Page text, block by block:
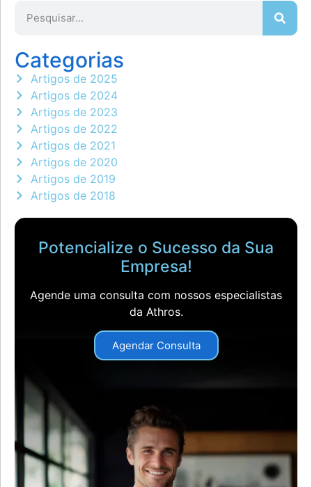
Categorias
Artigos de 2025
Artigos de 2024
Artigos de 2023
Artigos de 2022
Artigos de 2021
Artigos de 2020
Artigos de 2019
Artigos de 2018
Potencialize o Sucesso da Sua
Empresa!
Agende uma consulta com nossos especialistas
da Athros.
Agendar Consulta